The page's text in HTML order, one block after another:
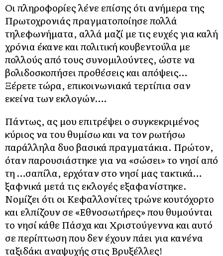
Οι πληροφορίες λένε επίσης ότι ανήμερα της
Πρωτοχρονιάς πραγματοποίησε πολλά
τηλεφωνήματα, αλλά μαζί με τις ευχές για καλή
χρόνια έκανε και πολιτική κουβεντούλα με
πολλούς από τους συνομιλούντες, ώστε να
βολιδοσκοπήσει προθέσεις και απόψεις…
Ξέρετε τώρα, επικοινωνιακά τερτίπια σαν
εκείνα των εκλογών….
Πάντως, ας μου επιτρέψει ο συγκεκριμένος
κύριος να του θυμίσω και να τον ρωτήσω
παράλληλα δυο βασικά πραγματάκια. Πρώτον,
όταν παρουσιάστηκε για να «σώσει» το νησί από
τη …σαπίλα, ερχόταν στο νησί μας τακτικά…
ξαφνικά μετά τις εκλογές εξαφανίστηκε.
Νομίζει ότι οι Κεφαλλονίτες τρώνε κουτόχορτο
και ελπίζουν σε «Εθνοσωτήρες» που θυμούνται
το νησί κάθε Πάσχα και Χριστούγεννα και αυτό
σε περίπτωση που δεν έχουν πάει για κανένα
ταξιδάκι αναψυχής στις Βρυξέλλες!